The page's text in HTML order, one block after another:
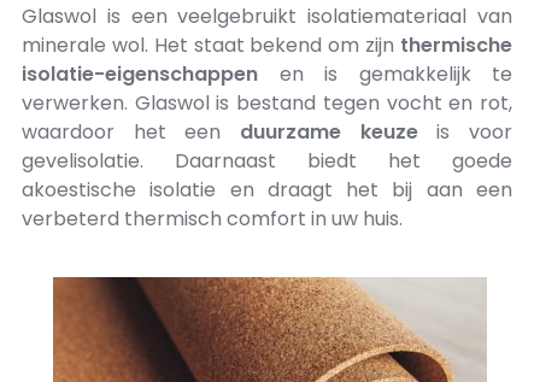
Glaswol is een veelgebruikt isolatiemateriaal van
minerale wol. Het staat bekend om zijn thermische
isolatie-eigenschappen en is gemakkelijk te
verwerken. Glaswol is bestand tegen vocht en rot,
waardoor het een duurzame keuzeis voor
gevelisolatie. Daarnaast biedt het goede
akoestische isolatie en draagt het bij aan een
verbeterd thermisch comfort in uw huis.